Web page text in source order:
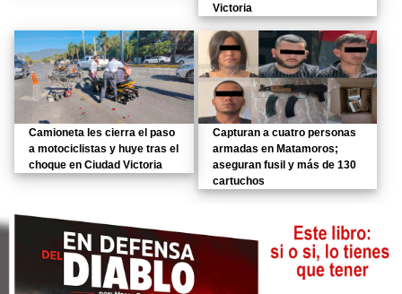
Victoria
Camioneta les cierra el paso
a motociclistas y huye tras el
choque en Ciudad Victoria
Capturan a cuatro personas
armadas en Matamoros;
aseguran fusil y más de 130
cartuchos